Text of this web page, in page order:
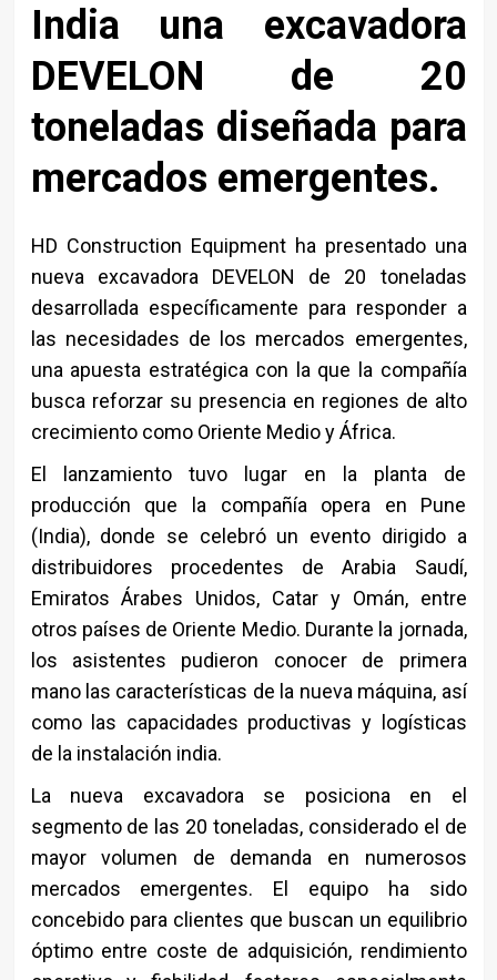
India una excavadora
DEVELON de 20
toneladas diseñada para
mercados emergentes.
HD Construction Equipment ha presentado una
nueva excavadora DEVELON de 20 toneladas
desarrollada específicamente para responder a
las necesidades de los mercados emergentes,
una apuesta estratégica con la que la compañía
busca reforzar su presencia en regiones de alto
crecimiento como Oriente Medio y África.
El lanzamiento tuvo lugar en la planta de
producción que la compañía opera en Pune
(India), donde se celebró un evento dirigido a
distribuidores procedentes de Arabia Saudí,
Emiratos Árabes Unidos, Catar y Omán, entre
otros países de Oriente Medio. Durante la jornada,
los asistentes pudieron conocer de primera
mano las características de la nueva máquina, así
como las capacidades productivas y logísticas
de la instalación india.
La nueva excavadora se posiciona en el
segmento de las 20 toneladas, considerado el de
mayor volumen de demanda en numerosos
mercados emergentes. El equipo ha sido
concebido para clientes que buscan un equilibrio
óptimo entre coste de adquisición, rendimiento